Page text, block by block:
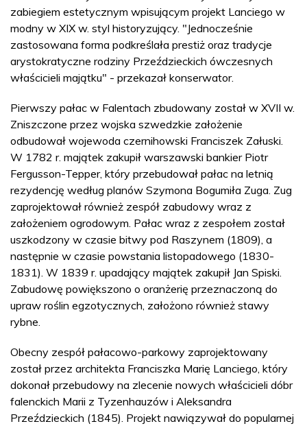
zabiegiem estetycznym wpisującym projekt Lanciego w
modny w XIX w. styl historyzujący. "Jednocześnie
zastosowana forma podkreślała prestiż oraz tradycje
arystokratyczne rodziny Przeździeckich ówczesnych
właścicieli majątku" - przekazał konserwator.
Pierwszy pałac w Falentach zbudowany został w XVII w.
Zniszczone przez wojska szwedzkie założenie
odbudował wojewoda czernihowski Franciszek Załuski.
W 1782 r. majątek zakupił warszawski bankier Piotr
Fergusson-Tepper, który przebudował pałac na letnią
rezydencję według planów Szymona Bogumiła Zuga. Zug
zaprojektował również zespół zabudowy wraz z
założeniem ogrodowym. Pałac wraz z zespołem został
uszkodzony w czasie bitwy pod Raszynem (1809), a
następnie w czasie powstania listopadowego (1830-
1831). W 1839 r. upadający majątek zakupił Jan Spiski.
Zabudowę powiększono o oranżerię przeznaczoną do
upraw roślin egzotycznych, założono również stawy
rybne.
Obecny zespół pałacowo-parkowy zaprojektowany
został przez architekta Franciszka Marię Lanciego, który
dokonał przebudowy na zlecenie nowych właścicieli dóbr
falenckich Marii z Tyzenhauzów i Aleksandra
Przeździeckich (1845). Projekt nawiązywał do popularnej